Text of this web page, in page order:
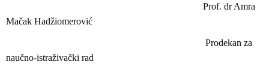
Prof. dr Amra
Mačak Hadžiomerović
Prodekan za
naučno-istraživački rad